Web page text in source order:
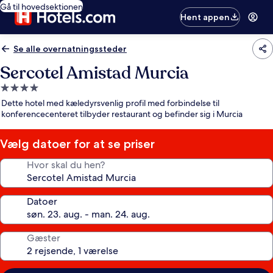
Gå til hovedsektionen
Hent appen
Se alle overnatningssteder
Sercotel Amistad Murcia
4.0-
stjernet
overnatningssted
Dette hotel med kæledyrsvenlig profil med forbindelse til
konferencecenteret tilbyder restaurant og befinder sig i Murcia
Vælg datoer for at se priser
Hvor skal du hen?
Datoer
Gæster